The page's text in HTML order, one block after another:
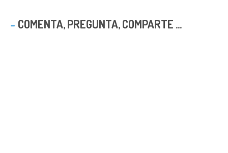
COMENTA, PREGUNTA, COMPARTE ...